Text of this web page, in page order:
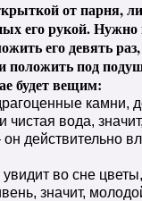
от парня,
его рукой. Нужно
его девять раз,
положить под
будет вещим:
камни,
чистая вода,
он действительно
во сне
значит,